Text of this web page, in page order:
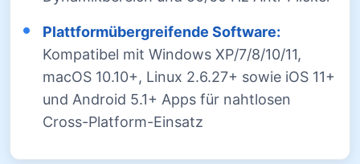
Plattformübergreifende Software:
Kompatibel mit Windows XP/7/8/10/11,
macOS 10.10+, Linux 2.6.27+ sowie iOS 11+
und Android 5.1+ Apps für nahtlosen
Cross-Platform-Einsatz